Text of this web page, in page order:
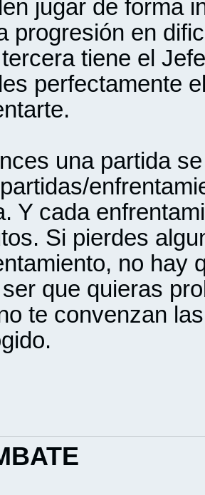
jugar de forma
progresión en
tiene el
perfectamente
una partida
Y cada
Si pierdes
no hay
que quieras
te convenzan